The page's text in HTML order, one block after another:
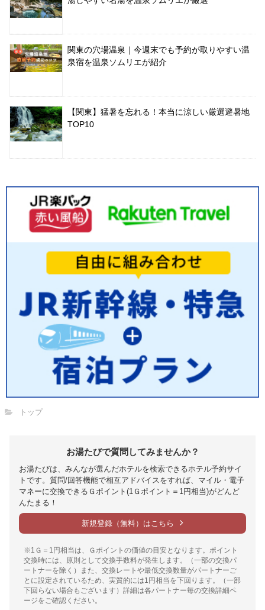
関東の穴場温泉｜今週末でも予約が取りやすい温
泉宿を温泉ソムリエが紹介
【関東】猛暑を忘れる！本当に涼しい厳選避暑地
TOP10
トップ
お湯たびで質問してみませんか？
お湯たびは、みんなが選んだホテルを検索できるホテル予約サイ
トです。質問/回答機能で相互アドバイスをすれば、マイル・電子
マネーに交換できるＧポイント(1Ｇポイント＝1円相当)がどんど
んたまる！
新規登録（無料）はこちら
※1Ｇ＝1円相当は、Ｇポイントの価値の目安となります。ポイント
交換時には、原則として交換手数料が発生します。（一部の交換パ
ートナーを除く）また、交換レートや最低交換数量がパートナーご
とに設定されているため、実質的には1円相当を下回ります。（一部
下回らない場合もございます）詳細は各パートナー毎の交換詳細ペ
ージをご確認ください。